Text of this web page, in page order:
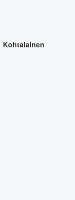
Kohtalainen